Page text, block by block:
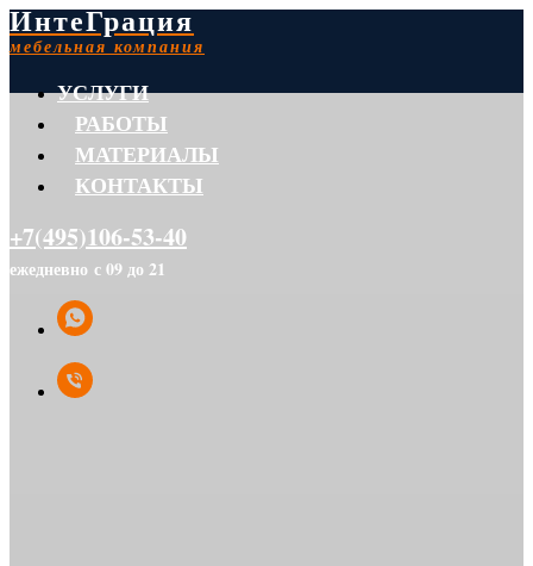
ИнтеГрация
мебельная компания
УСЛУГИ
РАБОТЫ
МАТЕРИАЛЫ
КОНТАКТЫ
+7(495)106-53-40
ежедневно с 09 до 21